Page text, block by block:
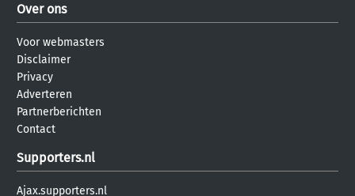
Over ons
Voor webmasters
Disclaimer
Privacy
Adverteren
Partnerberichten
Contact
Supporters.nl
Ajax.supporters.nl